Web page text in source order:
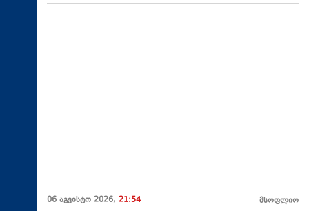
06 აგვისტო 2026, 21:54 მსოფლიო